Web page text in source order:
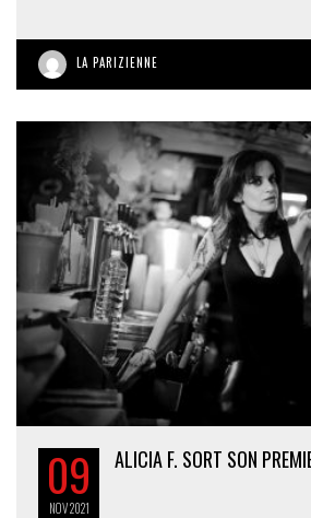
LA PARIZIENNE
09
NOV2021
ALICIA F. SORT SON